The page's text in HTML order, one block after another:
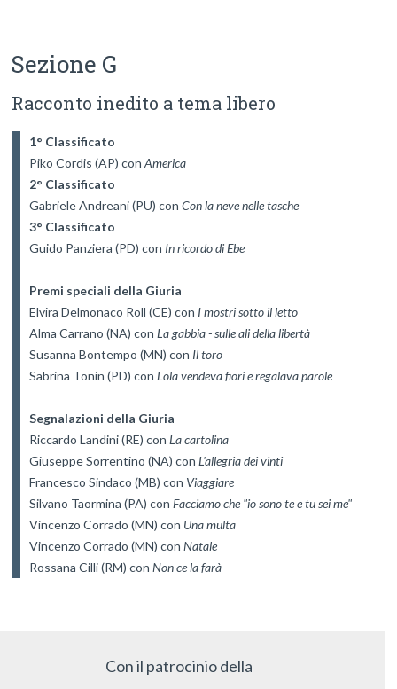
Sezione G
Racconto inedito a tema libero
1° Classificato
Piko Cordis (AP) con America
2° Classificato
Gabriele Andreani (PU) con Con la neve nelle tasche
3° Classificato
Guido Panziera (PD) con In ricordo di Ebe
Premi speciali della Giuria
Elvira Delmonaco Roll (CE) con I mostri sotto il letto
Alma Carrano (NA) con La gabbia - sulle ali della libertà
Susanna Bontempo (MN) con Il toro
Sabrina Tonin (PD) con Lola vendeva fiori e regalava parole
Segnalazioni della Giuria
Riccardo Landini (RE) con La cartolina
Giuseppe Sorrentino (NA) con L'allegria dei vinti
Francesco Sindaco (MB) con Viaggiare
Silvano Taormina (PA) con Facciamo che "io sono te e tu sei me"
Vincenzo Corrado (MN) con Una multa
Vincenzo Corrado (MN) con Natale
Rossana Cilli (RM) con Non ce la farà
Con il patrocinio della